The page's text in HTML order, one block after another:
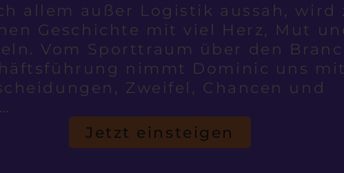
allem außer Logistik aussah, wird
Geschichte mit viel Herz, Mut
Vom Sporttraum über den
nimmt Dominic uns
Zweifel, Chancen und
Jetzt einsteigen